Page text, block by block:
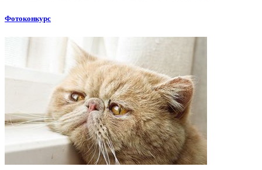
Фотоконкурс